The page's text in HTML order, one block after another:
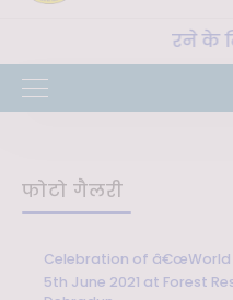
प्राप्त करने के
फोटो गैलरी
Celebration of â€œWorld
5th June 2021 at Forest